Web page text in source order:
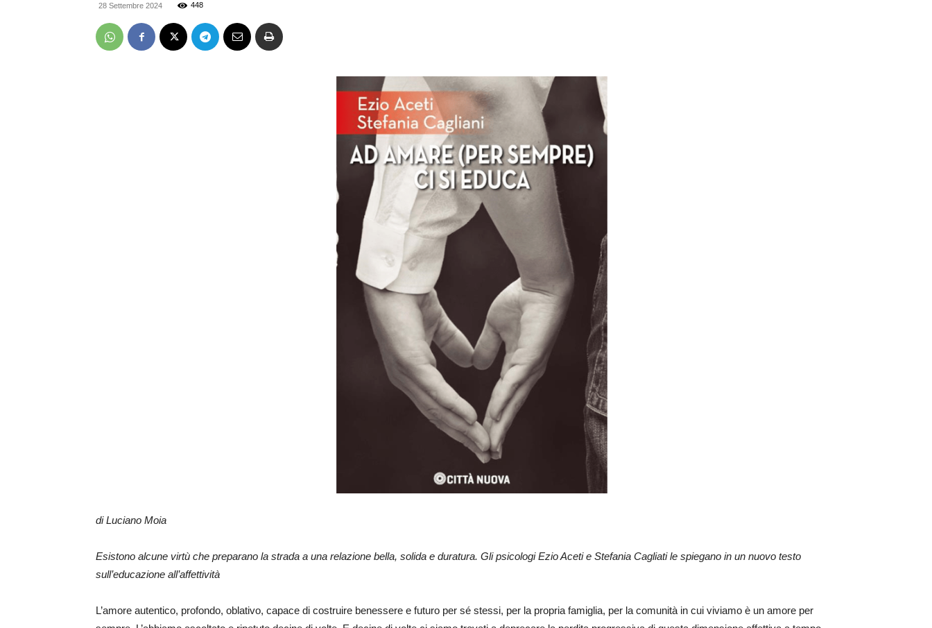
28 Settembre 2024 448
di Luciano Moia
Esistono alcune virtù che preparano la strada a una relazione bella, solida e duratura. Gli psicologi Ezio Aceti e Stefania Cagliati le spiegano in un nuovo testo
sull’educazione all’affettività
L’amore autentico, profondo, oblativo, capace di costruire benessere e futuro per sé stessi, per la propria famiglia, per la comunità in cui viviamo è un amore per